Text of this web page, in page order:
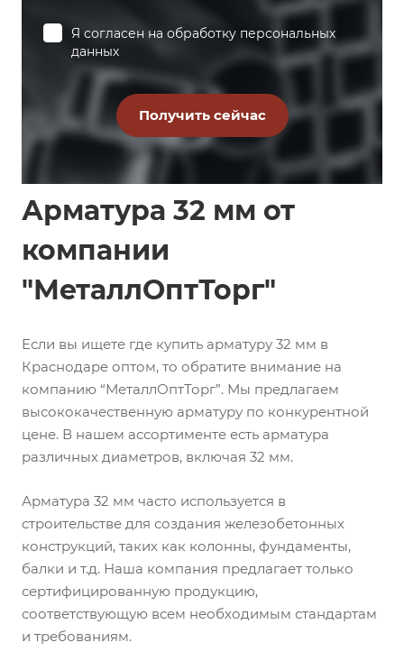
Я согласен на обработку персональных
данных
Арматура 32 мм от
компании
"МеталлОптТорг"
Если вы ищете где купить арматуру 32 мм в
Краснодаре оптом, то обратите внимание на
компанию “МеталлОптТорг”. Мы предлагаем
высококачественную арматуру по конкурентной
цене. В нашем ассортименте есть арматура
различных диаметров, включая 32 мм.
Арматура 32 мм часто используется в
строительстве для создания железобетонных
конструкций, таких как колонны, фундаменты,
балки и т.д. Наша компания предлагает только
сертифицированную продукцию,
соответствующую всем необходимым стандартам
и требованиям.